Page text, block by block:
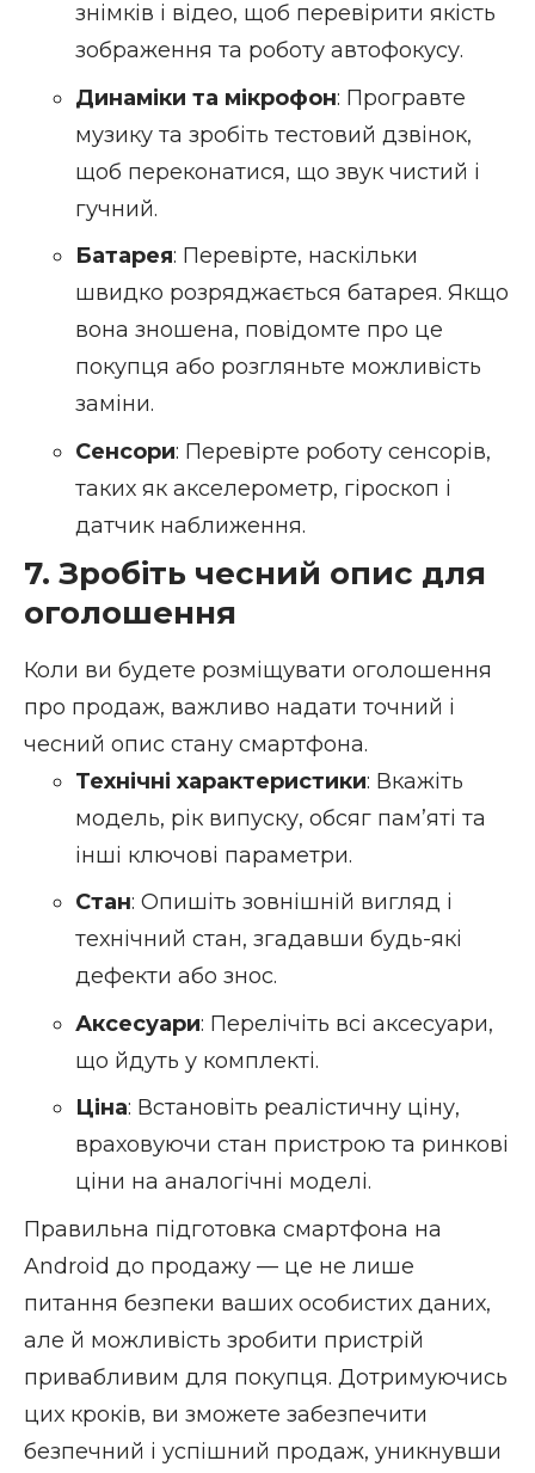
знімків і відео, щоб перевірити якість
зображення та роботу автофокусу.
Динаміки та мікрофон: Програвте
музику та зробіть тестовий дзвінок,
щоб переконатися, що звук чистий і
гучний.
Батарея: Перевірте, наскільки
швидко розряджається батарея. Якщо
вона зношена, повідомте про це
покупця або розгляньте можливість
заміни.
Сенсори: Перевірте роботу сенсорів,
таких як акселерометр, гіроскоп і
датчик наближення.
7. Зробіть чесний опис для
оголошення
Коли ви будете розміщувати оголошення
про продаж, важливо надати точний і
чесний опис стану смартфона.
Технічні характеристики: Вкажіть
модель, рік випуску, обсяг пам’яті та
інші ключові параметри.
Стан: Опишіть зовнішній вигляд і
технічний стан, згадавши будь-які
дефекти або знос.
Аксесуари: Перелічіть всі аксесуари,
що йдуть у комплекті.
Ціна: Встановіть реалістичну ціну,
враховуючи стан пристрою та ринкові
ціни на аналогічні моделі.
Правильна підготовка смартфона на
Android до продажу — це не лише
питання безпеки ваших особистих даних,
але й можливість зробити пристрій
привабливим для покупця. Дотримуючись
цих кроків, ви зможете забезпечити
безпечний і успішний продаж, уникнувши